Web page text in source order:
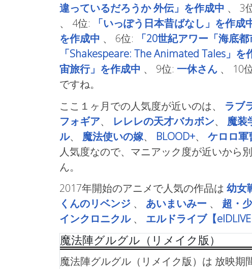
違っているだろうか 外伝」を作成中 、 3
、 4位: 「いっぽう日本昔ばなし」を作成
を作成中 、 6位: 「20世紀アワー「海底
「Shakespeare: The Animated Tales」を
宙旅行」を作成中 、 9位: 一休さん 、 10
ですね。
ここ１ヶ月での人気度が近いのは、 ラブ
フォギア、 レレレの天才バカボン、 魔装
ル、 魔法使いの嫁、 BLOOD+、 ケロロ軍
人気度なので、マニアック度が近いから
ん。
2017年開始のアニメで人気の作品は 幼女
くんのリベンジ 、 あいまいみー 、 超・
インクロニクル、 エルドライブ【elDLIVE
魔法陣グルグル（リメイク版）
魔法陣グルグル（リメイク版）は 放映期